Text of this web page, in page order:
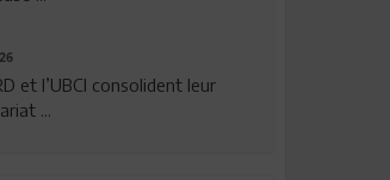
et l’UBCI consolident leur
...